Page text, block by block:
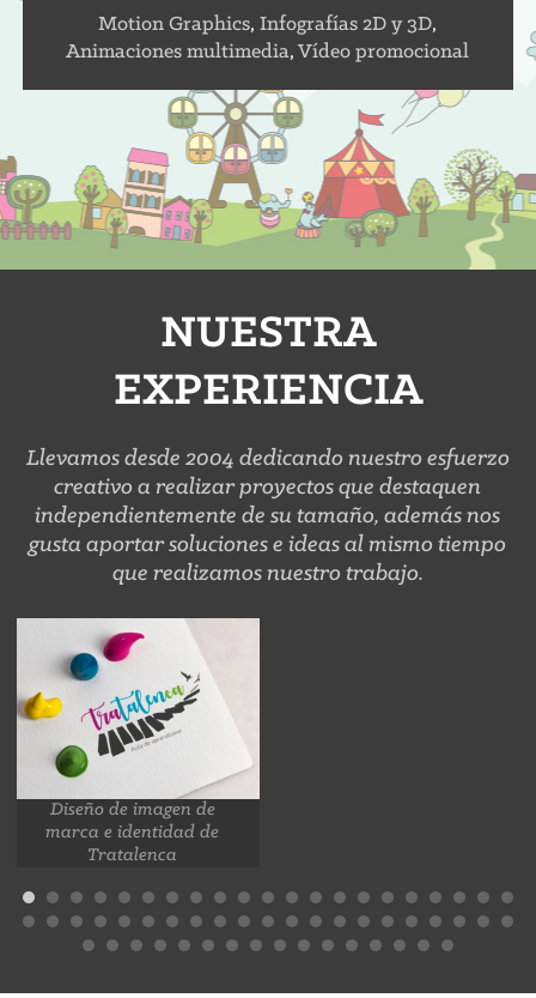
Motion Graphics,Infografías 2D y 3D,
Animaciones multimedia,Vídeo promocional
NUESTRA
EXPERIENCIA
Llevamos desde 2004 dedicando nuestro esfuerzo
creativo a realizar proyectos que destaquen
independientemente de su tamaño, además nos
gusta aportar soluciones e ideas al mismo tiempo
que realizamos nuestro trabajo.
Diseño de imagen de
marca e identidad de
Tratalenca